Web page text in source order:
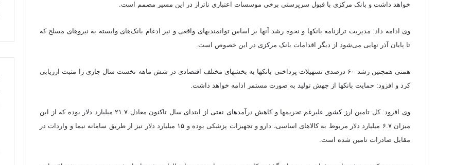
خواهد داشت و بانک مرکزی با قبول سرپرستی برخی موسسات اعتباری ناتراز در این مسیر مصمم است.
وی ادامه داد: مدیریت ترازنامه بانک‎ها و نحوه رشد آن‎ها بر اساس توانمندی‎های واقعی و نیز ادغام بانک‌های وابسته به نیروهای مسلح که
تا پایان آذر نهایی می‌شود از دیگر اقدامات بانک مرکزی در این خصوص است.
همتی همچنین رشد ۶۰ درصدی تسهیلات پرداختی بانک‎ها به بخش‎های مختلف اقتصادی در شش ماهه نخست سال جاری را مثبت ارزیابی
کرد و افزود: حمایت بانک‎ها از جهش تولید به صورت مستمر ادامه خواهد داشت.
وی افزود: کل تامین ارز کشور علی‎رغم تحریم‎ها و کاهش درآمدهای نفتی از ابتدای سال تاکنون معادل ۲۱.۷ میلیارد دلار بوده که از این
میزان ۶.۷ میلیارد دلار مربوط به کالاهای اساسی، دارو و تجهیزات پزشکی بوده و ۱۵ میلیارد دلار نیز از طریق سامانه نیما و واردات در
مقابل صادرات تامین شده است.